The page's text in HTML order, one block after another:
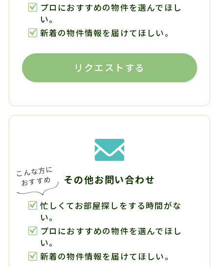
プロにおすすめの物件を選んでほし
い。
新着の物件情報を届けてほしい。
リクエストする
その他お問い合わせ
忙しくてお部屋探しをする時間がな
い。
プロにおすすめの物件を選んでほし
い。
新着の物件情報を届けてほしい。